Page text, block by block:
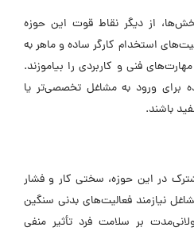
از دیگر نقاط قوت این حوزه
استخدام کارگر ساده و ماهر به
فنی و کاربردی را بیاموزند.
برای ورود به مشاغل تخصصی‌تر یا
باشند.
در این حوزه، سختی کار و فشار
نیازمند فعالیت‌های بدنی سنگین
بر سلامت فرد تأثیر منفی